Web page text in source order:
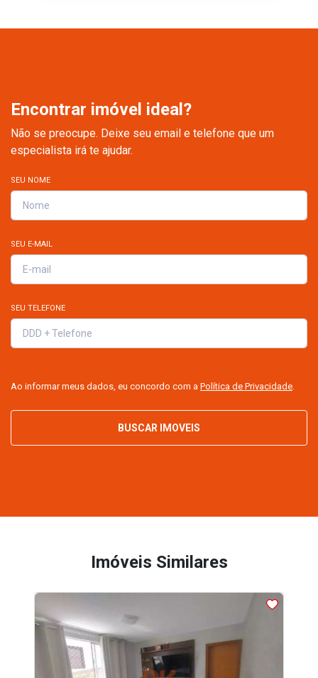
Encontrar imóvel ideal?
Não se preocupe. Deixe seu email e telefone que um
especialista irá te ajudar.
SEU NOME
SEU E-MAIL
SEU TELEFONE
Ao informar meus dados, eu concordo com a Política de Privacidade.
BUSCAR IMOVEIS
Imóveis Similares